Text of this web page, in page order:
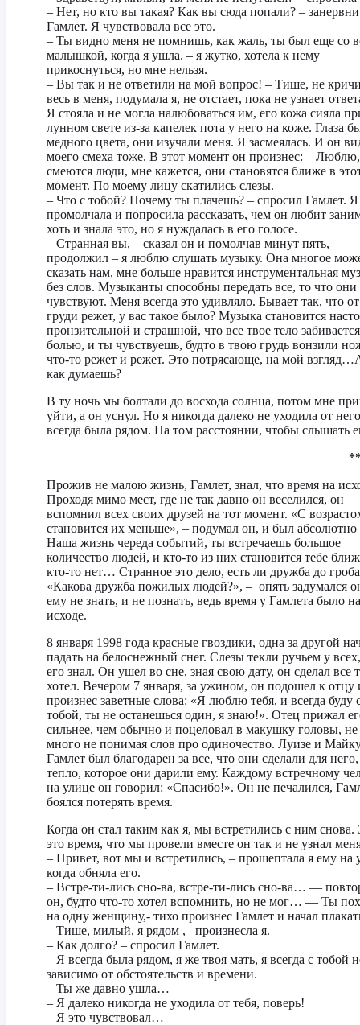
– Нет, но кто вы такая? Как вы сюда попали? –
Гамлет. Я чувствовала все это.
– Ты видно меня не помнишь, как жаль, ты был еще со
малышкой, когда я ушла. – я жутко, хотела к нему
прикоснуться, но мне нельзя.
– Вы так и не ответили на мой вопрос! – Тише, не
весь в меня, подумала я, не отстает, пока не узнает
Я стояла и не могла налюбоваться им, его кожа сияла
лунном свете из-за капелек пота у него на коже. Глаза
медного цвета, они изучали меня. Я засмеялась. И он
моего смеха тоже. В этот момент он произнес: – Люблю,
смеются люди, мне кажется, они становятся ближе в
момент. По моему лицу скатились слезы.
– Что с тобой? Почему ты плачешь? – спросил Гамлет. Я
промолчала и попросила рассказать, чем он любит
хоть и знала это, но я нуждалась в его голосе.
– Странная вы, – сказал он и помолчав минут пять,
продолжил – я люблю слушать музыку. Она многое
сказать нам, мне больше нравится инструментальная
без слов. Музыканты способны передать все, то что они
чувствуют. Меня всегда это удивляло. Бывает так, что
груди режет, у вас такое было? Музыка становится
пронзительной и страшной, что все твое тело забивается
болью, и ты чувствуешь, будто в твою грудь вонзили
что-то режет и режет. Это потрясающе, на мой
как думаешь?
В ту ночь мы болтали до восхода солнца, потом мне
уйти, а он уснул. Но я никогда далеко не уходила от
всегда была рядом. На том расстоянии, чтобы слышать
Прожив не малою жизнь, Гамлет, знал, что время на
Проходя мимо мест, где не так давно он веселился, он
вспомнил всех своих друзей на тот момент. «С
становится их меньше», – подумал он, и был абсолютно
Наша жизнь череда событий, ты встречаешь большое
количество людей, и кто-то из них становится тебе
кто-то нет… Странное это дело, есть ли дружба до
«Какова дружба пожилых людей?», – опять задумался
ему не знать, и не познать, ведь время у Гамлета было на
исходе.
8 января 1998 года красные гвоздики, одна за другой
падать на белоснежный снег. Слезы текли ручьем у
его знал. Он ушел во сне, зная свою дату, он сделал все
хотел. Вечером 7 января, за ужином, он подошел к отцу
произнес заветные слова: «Я люблю тебя, и всегда буду
тобой, ты не останешься один, я знаю!». Отец прижал
сильнее, чем обычно и поцеловал в макушку головы, не
много не понимая слов про одиночество. Луизе и
Гамлет был благодарен за все, что они сделали для него,
тепло, которое они дарили ему. Каждому встречному
на улице он говорил: «Спасибо!». Он не печалился,
боялся потерять время.
Когда он стал таким как я, мы встретились с ним снова.
это время, что мы провели вместе он так и не узнал
– Привет, вот мы и встретились, – прошептала я ему на
когда обняла его.
– Встре-ти-лись сно-ва, встре-ти-лись сно-ва… —
он, будто что-то хотел вспомнить, но не мог… — Ты
на одну женщину,- тихо произнес Гамлет и начал
– Тише, милый, я рядом ,– произнесла я.
– Как долго? – спросил Гамлет.
– Я всегда была рядом, я же твоя мать, я всегда с тобой
зависимо от обстоятельств и времени.
– Ты же давно ушла…
– Я далеко никогда не уходила от тебя, поверь!
– Я это чувствовал…